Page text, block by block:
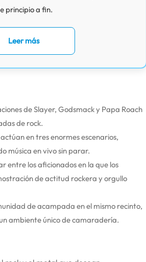
principio a fin.
Leer más
de Slayer, Godsmack y Papa Roach
de rock.
en tres enormes escenarios,
música en vivo sin parar.
entre los aficionados en la que los
de actitud rockera y orgullo
de acampada en el mismo recinto,
ambiente único de camaradería.